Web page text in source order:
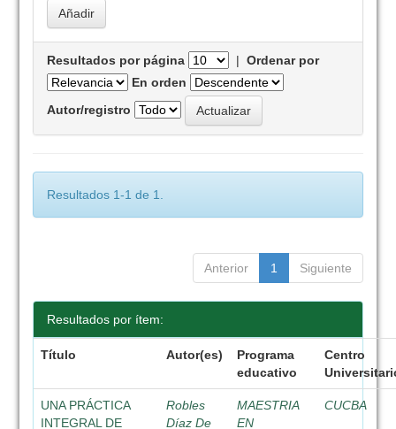
Resultados por página |Ordenar por
En orden
Autor/registro
Resultados 1-1 de 1.
Anterior 1 Siguiente
Resultados por ítem:
Título Autor(es)
Programa
educativo
Centro
UNA PRÁCTICA
INTEGRAL DE
Robles
Díaz De
MAESTRIA
EN
CUCBA